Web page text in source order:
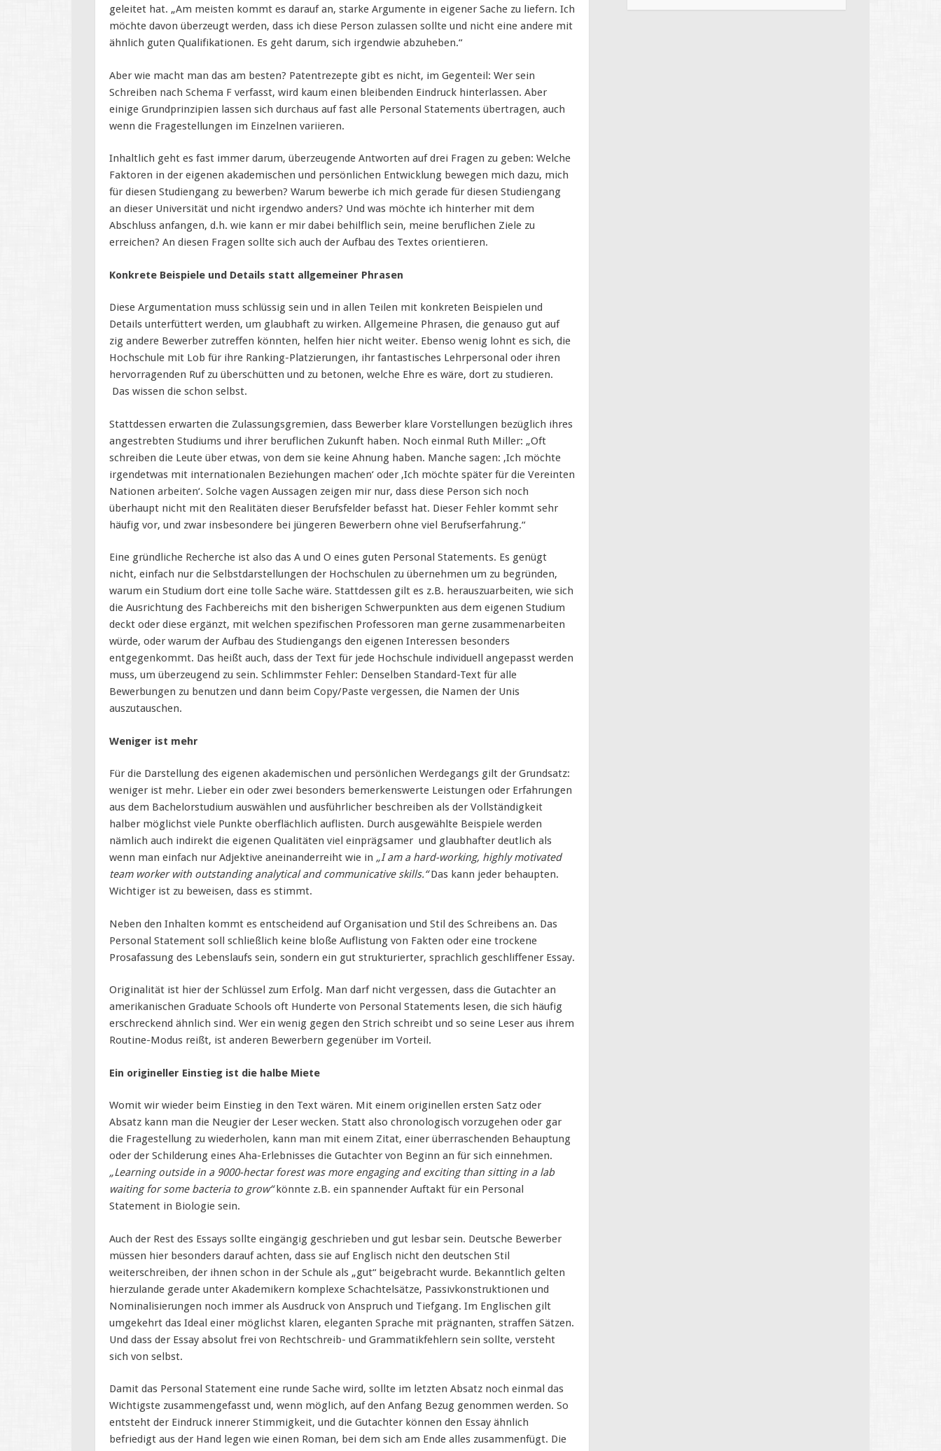
geleitet hat. „Am meisten kommt es darauf an, starke Argumente in eigener Sache zu liefern. Ich
möchte davon überzeugt werden, dass ich diese Person zulassen sollte und nicht eine andere mit
ähnlich guten Qualifikationen. Es geht darum, sich irgendwie abzuheben.“
Aber wie macht man das am besten? Patentrezepte gibt es nicht, im Gegenteil: Wer sein
Schreiben nach Schema F verfasst, wird kaum einen bleibenden Eindruck hinterlassen. Aber
einige Grundprinzipien lassen sich durchaus auf fast alle Personal Statements übertragen, auch
wenn die Fragestellungen im Einzelnen variieren.
Inhaltlich geht es fast immer darum, überzeugende Antworten auf drei Fragen zu geben: Welche
Faktoren in der eigenen akademischen und persönlichen Entwicklung bewegen mich dazu, mich
für diesen Studiengang zu bewerben? Warum bewerbe ich mich gerade für diesen Studiengang
an dieser Universität und nicht irgendwo anders? Und was möchte ich hinterher mit dem
Abschluss anfangen, d.h. wie kann er mir dabei behilflich sein, meine beruflichen Ziele zu
erreichen? An diesen Fragen sollte sich auch der Aufbau des Textes orientieren.
Konkrete Beispiele und Details statt allgemeiner Phrasen
Diese Argumentation muss schlüssig sein und in allen Teilen mit konkreten Beispielen und
Details unterfüttert werden, um glaubhaft zu wirken. Allgemeine Phrasen, die genauso gut auf
zig andere Bewerber zutreffen könnten, helfen hier nicht weiter. Ebenso wenig lohnt es sich, die
Hochschule mit Lob für ihre Ranking-Platzierungen, ihr fantastisches Lehrpersonal oder ihren
hervorragenden Ruf zu überschütten und zu betonen, welche Ehre es wäre, dort zu studieren.
Das wissen die schon selbst.
Stattdessen erwarten die Zulassungsgremien, dass Bewerber klare Vorstellungen bezüglich ihres
angestrebten Studiums und ihrer beruflichen Zukunft haben. Noch einmal Ruth Miller: „Oft
schreiben die Leute über etwas, von dem sie keine Ahnung haben. Manche sagen: ‚Ich möchte
irgendetwas mit internationalen Beziehungen machen‘ oder ‚Ich möchte später für die Vereinten
Nationen arbeiten‘. Solche vagen Aussagen zeigen mir nur, dass diese Person sich noch
überhaupt nicht mit den Realitäten dieser Berufsfelder befasst hat. Dieser Fehler kommt sehr
häufig vor, und zwar insbesondere bei jüngeren Bewerbern ohne viel Berufserfahrung.“
Eine gründliche Recherche ist also das A und O eines guten Personal Statements. Es genügt
nicht, einfach nur die Selbstdarstellungen der Hochschulen zu übernehmen um zu begründen,
warum ein Studium dort eine tolle Sache wäre. Stattdessen gilt es z.B. herauszuarbeiten, wie sich
die Ausrichtung des Fachbereichs mit den bisherigen Schwerpunkten aus dem eigenen Studium
deckt oder diese ergänzt, mit welchen spezifischen Professoren man gerne zusammenarbeiten
würde, oder warum der Aufbau des Studiengangs den eigenen Interessen besonders
entgegenkommt. Das heißt auch, dass der Text für jede Hochschule individuell angepasst werden
muss, um überzeugend zu sein. Schlimmster Fehler: Denselben Standard-Text für alle
Bewerbungen zu benutzen und dann beim Copy/Paste vergessen, die Namen der Unis
auszutauschen.
Weniger ist mehr
Für die Darstellung des eigenen akademischen und persönlichen Werdegangs gilt der Grundsatz:
weniger ist mehr. Lieber ein oder zwei besonders bemerkenswerte Leistungen oder Erfahrungen
aus dem Bachelorstudium auswählen und ausführlicher beschreiben als der Vollständigkeit
halber möglichst viele Punkte oberflächlich auflisten. Durch ausgewählte Beispiele werden
nämlich auch indirekt die eigenen Qualitäten viel einprägsamer und glaubhafter deutlich als
wenn man einfach nur Adjektive aneinanderreiht wie in „I am a hard-working, highly motivated
team worker with outstanding analytical and communicative skills.“Das kann jeder behaupten.
Wichtiger ist zu beweisen, dass es stimmt.
Neben den Inhalten kommt es entscheidend auf Organisation und Stil des Schreibens an. Das
Personal Statement soll schließlich keine bloße Auflistung von Fakten oder eine trockene
Prosafassung des Lebenslaufs sein, sondern ein gut strukturierter, sprachlich geschliffener Essay.
Originalität ist hier der Schlüssel zum Erfolg. Man darf nicht vergessen, dass die Gutachter an
amerikanischen Graduate Schools oft Hunderte von Personal Statements lesen, die sich häufig
erschreckend ähnlich sind. Wer ein wenig gegen den Strich schreibt und so seine Leser aus ihrem
Routine-Modus reißt, ist anderen Bewerbern gegenüber im Vorteil.
Ein origineller Einstieg ist die halbe Miete
Womit wir wieder beim Einstieg in den Text wären. Mit einem originellen ersten Satz oder
Absatz kann man die Neugier der Leser wecken. Statt also chronologisch vorzugehen oder gar
die Fragestellung zu wiederholen, kann man mit einem Zitat, einer überraschenden Behauptung
oder der Schilderung eines Aha-Erlebnisses die Gutachter von Beginn an für sich einnehmen.
„Learning outside in a 9000-hectar forest was more engaging and exciting than sitting in a lab
waiting for some bacteria to grow“könnte z.B. ein spannender Auftakt für ein Personal
Statement in Biologie sein.
Auch der Rest des Essays sollte eingängig geschrieben und gut lesbar sein. Deutsche Bewerber
müssen hier besonders darauf achten, dass sie auf Englisch nicht den deutschen Stil
weiterschreiben, der ihnen schon in der Schule als „gut“ beigebracht wurde. Bekanntlich gelten
hierzulande gerade unter Akademikern komplexe Schachtelsätze, Passivkonstruktionen und
Nominalisierungen noch immer als Ausdruck von Anspruch und Tiefgang. Im Englischen gilt
umgekehrt das Ideal einer möglichst klaren, eleganten Sprache mit prägnanten, straffen Sätzen.
Und dass der Essay absolut frei von Rechtschreib- und Grammatikfehlern sein sollte, versteht
sich von selbst.
Damit das Personal Statement eine runde Sache wird, sollte im letzten Absatz noch einmal das
Wichtigste zusammengefasst und, wenn möglich, auf den Anfang Bezug genommen werden. So
entsteht der Eindruck innerer Stimmigkeit, und die Gutachter können den Essay ähnlich
befriedigt aus der Hand legen wie einen Roman, bei dem sich am Ende alles zusammenfügt. Die